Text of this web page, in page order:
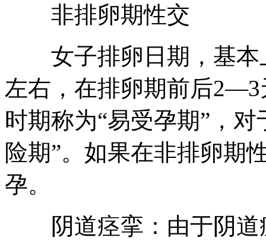
非排卵期性交
女子排卵日期，基本
左右，在排卵期前后
时期称为“易受孕期”，
险期”。如果在非排卵期
孕。
阴道痉挛：由于阴道